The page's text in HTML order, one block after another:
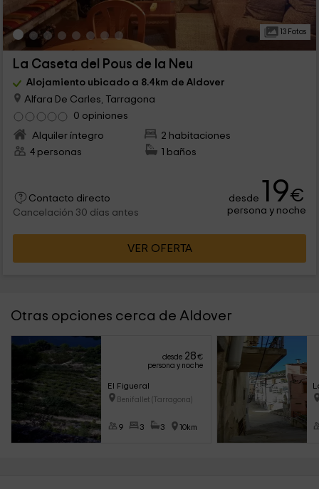
13 Fotos
La Caseta del Pous de la Neu
Alojamiento ubicado a 8.4km de Aldover
Alfara De Carles, Tarragona
0 opiniones
Alquiler íntegro
2 habitaciones
4 personas
1 baños
Contacto directo
Cancelación 30 días antes
desde 19€
persona y noche
VER OFERTA
Otras opciones cerca de Aldover
desde 28€
persona y noche
El Figueral
Benifallet (Tarragona)
9 3 3 10km